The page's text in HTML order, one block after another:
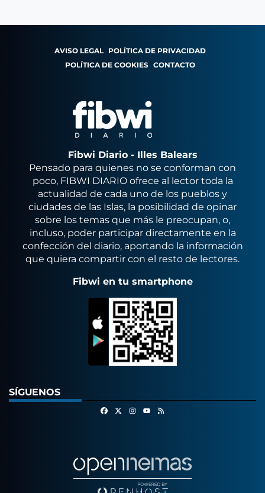
AVISO LEGAL POLÍTICA DE PRIVACIDAD
POLÍTICA DE COOKIES CONTACTO
Fibwi Diario - Illes Balears
Pensado para quienes no se conforman con
poco, FIBWI DIARIO ofrece al lector toda la
actualidad de cada uno de los pueblos y
ciudades de las Islas, la posibilidad de opinar
sobre los temas que más le preocupan, o,
incluso, poder participar directamente en la
confección del diario, aportando la información
que quiera compartir con el resto de lectores.
Fibwi en tu smartphone
SÍGUENOS
FacebookInstagram